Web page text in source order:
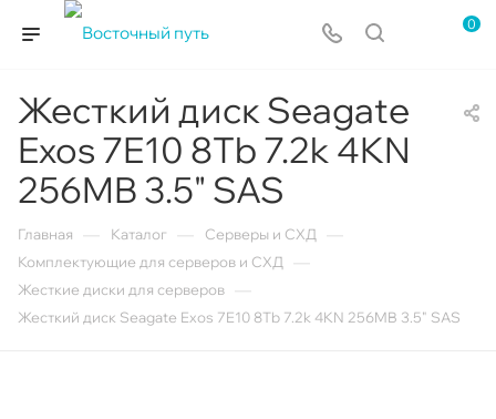
0
Жесткий диск Seagate
Exos 7E10 8Tb 7.2k 4KN
256MB 3.5" SAS
Главная Каталог Серверы и СХД
Комплектующие для серверов и СХД
Жесткие диски для серверов
Жесткий диск Seagate Exos 7E10 8Tb 7.2k 4KN 256MB 3.5" SAS